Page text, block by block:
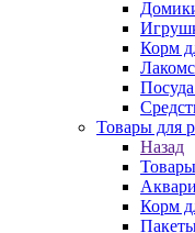
Корм
Товары для
Назад
Корм